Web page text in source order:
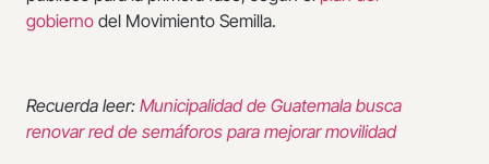
gobierno del Movimiento Semilla.
Recuerda leer: Municipalidad de Guatemala busca
renovar red de semáforos para mejorar movilidad